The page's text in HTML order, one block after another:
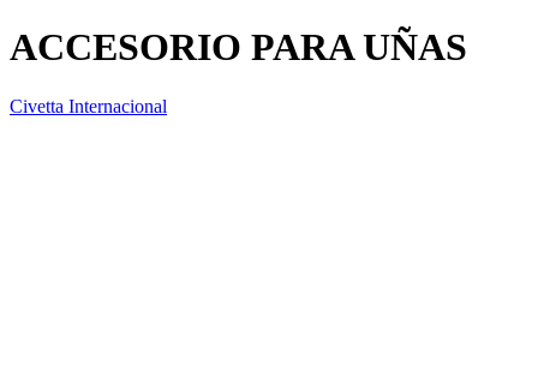
ACCESORIO PARA UÑAS
Civetta Internacional